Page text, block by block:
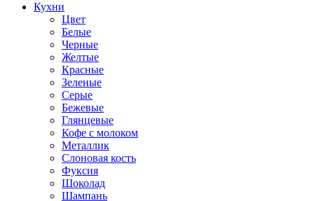
Кухни
Цвет
Белые
Черные
Желтые
Красные
Зеленые
Серые
Бежевые
Глянцевые
Кофе с молоком
Металлик
Слоновая кость
Фуксия
Шоколад
Шампань